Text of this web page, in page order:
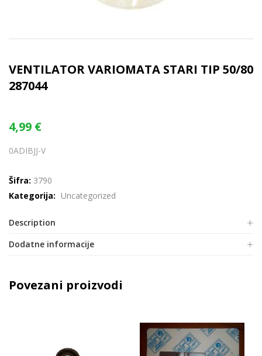
VENTILATOR VARIOMATA STARI TIP 50/80
287044
4,99 €
0ADIBJJ-V
Šifra: 3790
Kategorija: Uncategorized
Description
Dodatne informacije
Povezani proizvodi